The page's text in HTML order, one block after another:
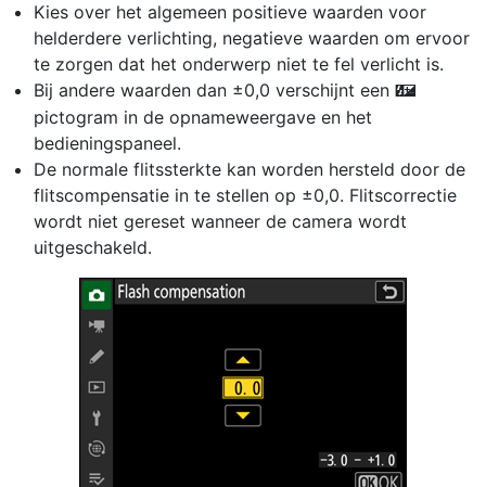
Kies over het algemeen positieve waarden voor
helderdere verlichting, negatieve waarden om ervoor
te zorgen dat het onderwerp niet te fel verlicht is.
Bij andere waarden dan ±0,0 verschijnt een Y
pictogram in de opnameweergave en het
bedieningspaneel.
De normale flitssterkte kan worden hersteld door de
flitscompensatie in te stellen op ±0,0. Flitscorrectie
wordt niet gereset wanneer de camera wordt
uitgeschakeld.